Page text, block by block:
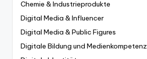
Chemie & Industrieprodukte
Digital Media & Influencer
Digital Media & Public Figures
Digitale Bildung und Medienkompetenz